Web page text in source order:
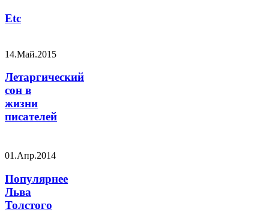
Etc
14.Май.2015
Летаргический
сон в
жизни
писателей
01.Апр.2014
Популярнее
Льва
Толстого